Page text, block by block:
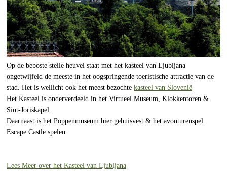
Op de beboste steile heuvel staat met het kasteel van Ljubljana
ongetwijfeld de meeste in het oogspringende toeristische attractie van de
stad. Het is wellicht ook het meest bezochte kasteel van Slovenië
Het Kasteel is onderverdeeld in het Virtueel Museum, Klokkentoren &
Sint-Joriskapel.
Daarnaast is het Poppenmuseum hier gehuisvest & het avonturenspel
Escape Castle spelen.
Lees Meer over het Kasteel van Ljubljana